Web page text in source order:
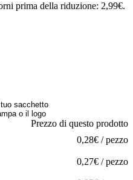
prima della riduzione: 2,99€.
sacchetto
o il logo
Prezzo di questo prodotto
0,28€ / pezzo
0,27€ / pezzo